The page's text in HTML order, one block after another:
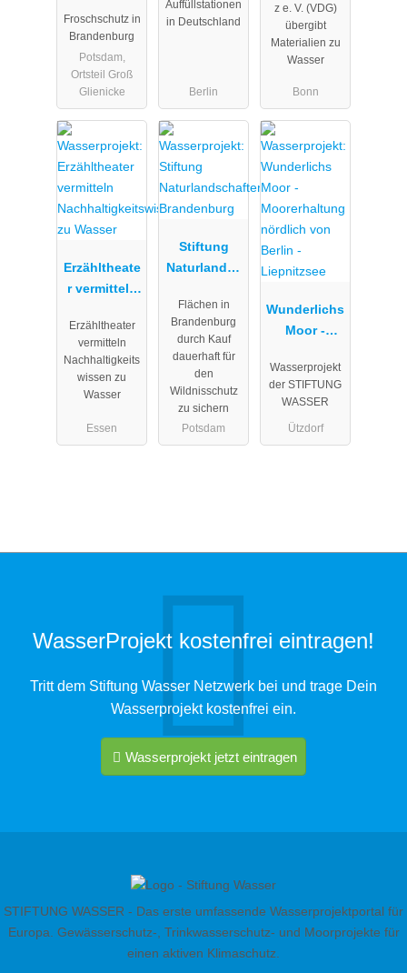
und
Reptilien
melden
Froschschutz in
Brandenburg
Potsdam,
Ortsteil Groß
Glienicke
Auffüllstationen
in Deutschland
Berlin
z e. V. (VDG)
übergibt
Materialien zu
Wasser
Bonn
Erzähltheate
r vermitteln
eitswissen
zu Wasser
Erzähltheater
vermitteln
Nachhaltigkeits
wissen zu
Wasser
Essen
Stiftung
Naturlandsc
Brandenbur
g
Flächen in
Brandenburg
durch Kauf
dauerhaft für
den
Wildnisschutz
zu sichern
Potsdam
Wunderlichs
Moor -
ng nördlich
von Berlin -
Wasserprojekt
der STIFTUNG
WASSER
Ützdorf
WasserProjekt kostenfrei eintragen!
Tritt dem Stiftung Wasser Netzwerk bei und trage Dein
Wasserprojekt kostenfrei ein.
Wasserprojekt jetzt eintragen
STIFTUNG WASSER - Das erste umfassende Wasserprojektportal für
Europa. Gewässerschutz-, Trinkwasserschutz- und Moorprojekte für
einen aktiven Klimaschutz.